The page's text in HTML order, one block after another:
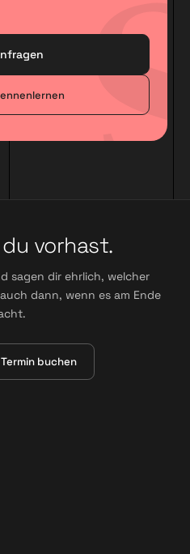
vorhast.
sagen dir ehrlich, welcher
dann, wenn es am Ende
Termin buchen